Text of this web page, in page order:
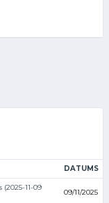
DATUMS
11-09
09/11/2025